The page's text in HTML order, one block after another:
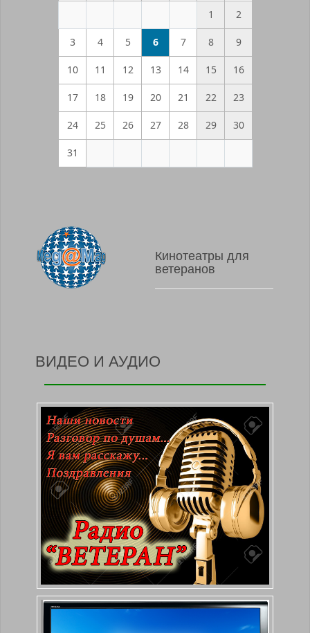
1
2
3 4 5 6 7 8 9
10 11 12 13 14 15 16
17 18 19 20 21 22 23
24 25 26 27 28 29 30
31
Кинотеатры для
ветеранов
ВИДЕО И АУДИО